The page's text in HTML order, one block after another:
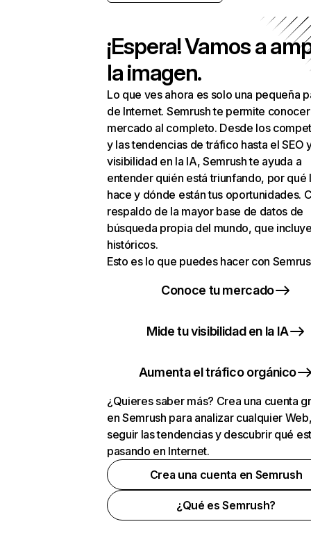
¡Espera! Vamos a
la imagen.
Lo que ves ahora es solo una pequeña
de Internet. Semrush te permite
mercado al completo. Desde los
y las tendencias de tráfico hasta el SEO
visibilidad en la IA, Semrush te ayuda a
entender quién está triunfando, por qué
hace y dónde están tus oportunidades.
respaldo de la mayor base de datos de
búsqueda propia del mundo, que
históricos.
Esto es lo que puedes hacer con
Conoce tu mercado
Mide tu visibilidad en la IA
Aumenta el tráfico orgánico
¿Quieres saber más? Crea una cuenta
en Semrush para analizar cualquier
seguir las tendencias y descubrir qué
pasando en Internet.
Crea una cuenta en Semrush
¿Qué es Semrush?